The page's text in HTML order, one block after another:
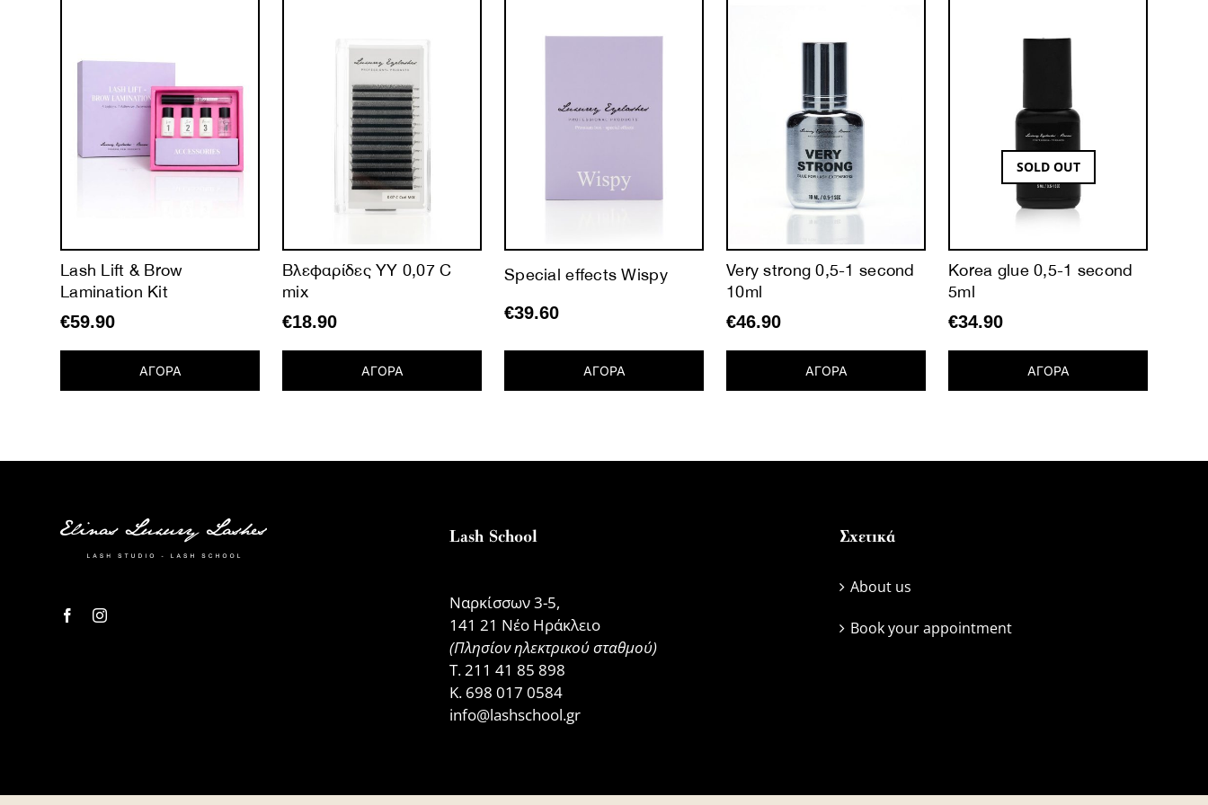
Lash Lift & Brow
Lamination Kit
€59.90
ΑΓΟΡΑ
Βλεφαρίδες YY 0,07 C
mix
€18.90
ΑΓΟΡΑ
Special effects Wispy
€39.60
ΑΓΟΡΑ
Very strong 0,5-1 second
10ml
€46.90
ΑΓΟΡΑ
SOLD OUT
Korea glue 0,5-1 second
5ml
€34.90
ΑΓΟΡΑ
Lash School
Ναρκίσσων 3-5,
141 21 Νέο Ηράκλειο
(Πλησίον ηλεκτρικού σταθμού)
Τ.211 41 85 898
Κ. 698 017 0584
info@lashschool.gr
Σχετικά
About us
Book your appointment